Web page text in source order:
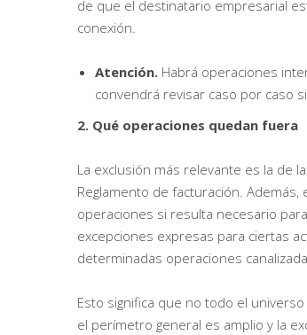
de que el destinatario empresarial
conexión.
Atención. Habrá operaciones
convendrá revisar caso por caso
2. Qué operaciones quedan fuera
La exclusión más relevante es la de
Reglamento de facturación.
operaciones si resulta necesario
excepciones expresas para ciertas
determinadas operaciones
Esto significa que no todo el
el perímetro general es amplio y la